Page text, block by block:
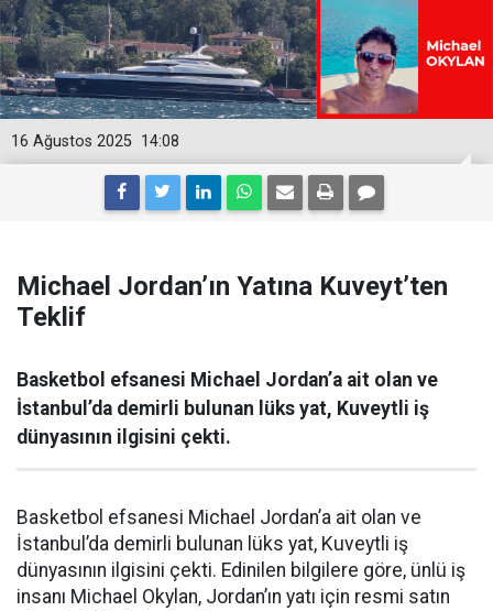
14:08
16 Ağustos 2025
Michael Jordan’ın Yatına Kuveyt’ten
Teklif
Basketbol efsanesi Michael Jordan’a ait olan ve
İstanbul’da demirli bulunan lüks yat, Kuveytli iş
dünyasının ilgisini çekti.
Basketbol efsanesi Michael Jordan’a ait olan ve
İstanbul’da demirli bulunan lüks yat, Kuveytli iş
dünyasının ilgisini çekti. Edinilen bilgilere göre, ünlü iş
insanı Michael Okylan, Jordan’ın yatı için resmi satın